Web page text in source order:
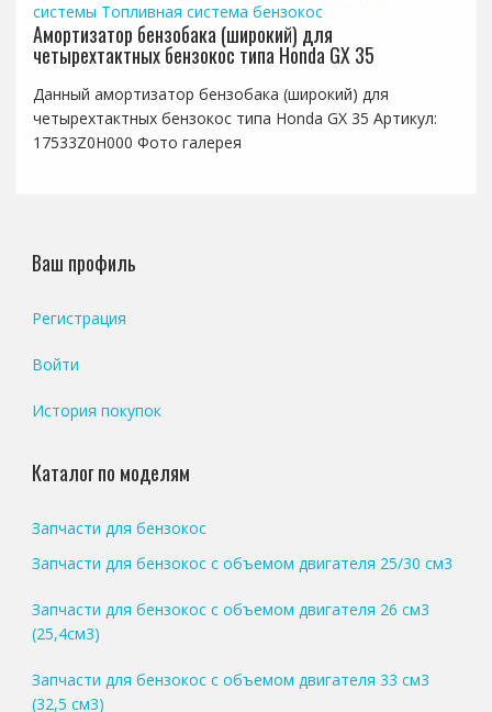
системы Топливная система бензокос
Амортизатор бензобака (широкий) для
четырехтактных бензокос типа Honda GX 35
Данный амортизатор бензобака (широкий) для
четырехтактных бензокос типа Honda GX 35 Артикул:
17533Z0H000 Фото галерея
Ваш профиль
Регистрация
Войти
История покупок
Каталог по моделям
Запчасти для бензокос
Запчасти для бензокос с объемом двигателя 25/30 см3
Запчасти для бензокос с объемом двигателя 26 см3
(25,4см3)
Запчасти для бензокос с объемом двигателя 33 см3
(32,5 см3)